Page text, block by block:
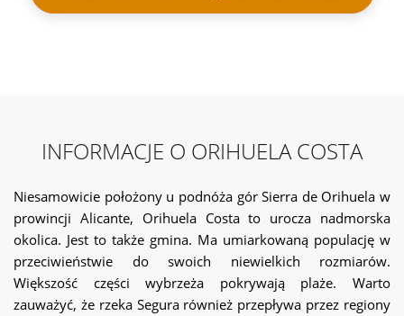
INFORMACJE O ORIHUELA COSTA
Niesamowicie położony u podnóża gór Sierra de Orihuela w
prowincji Alicante, Orihuela Costa to urocza nadmorska
okolica. Jest to także gmina. Ma umiarkowaną populację w
przeciwieństwie do swoich niewielkich rozmiarów.
Większość części wybrzeża pokrywają plaże. Warto
zauważyć, że rzeka Segura również przepływa przez regiony